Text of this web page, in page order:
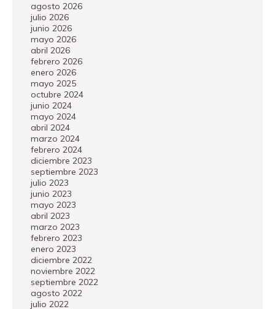
agosto 2026
julio 2026
junio 2026
mayo 2026
abril 2026
febrero 2026
enero 2026
mayo 2025
octubre 2024
junio 2024
mayo 2024
abril 2024
marzo 2024
febrero 2024
diciembre 2023
septiembre 2023
julio 2023
junio 2023
mayo 2023
abril 2023
marzo 2023
febrero 2023
enero 2023
diciembre 2022
noviembre 2022
septiembre 2022
agosto 2022
julio 2022